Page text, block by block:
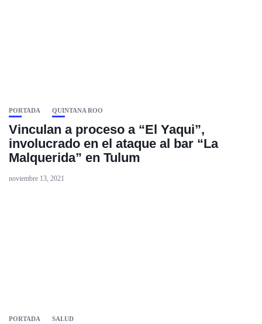
PORTADA QUINTANA ROO
Vinculan a proceso a “El Yaqui”,
involucrado en el ataque al bar “La
Malquerida” en Tulum
noviembre 13, 2021
PORTADA SALUD